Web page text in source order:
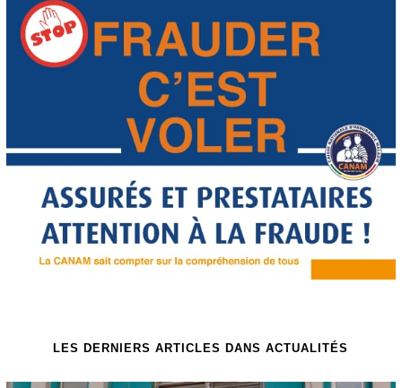
LES DERNIERS ARTICLES DANS ACTUALITÉS